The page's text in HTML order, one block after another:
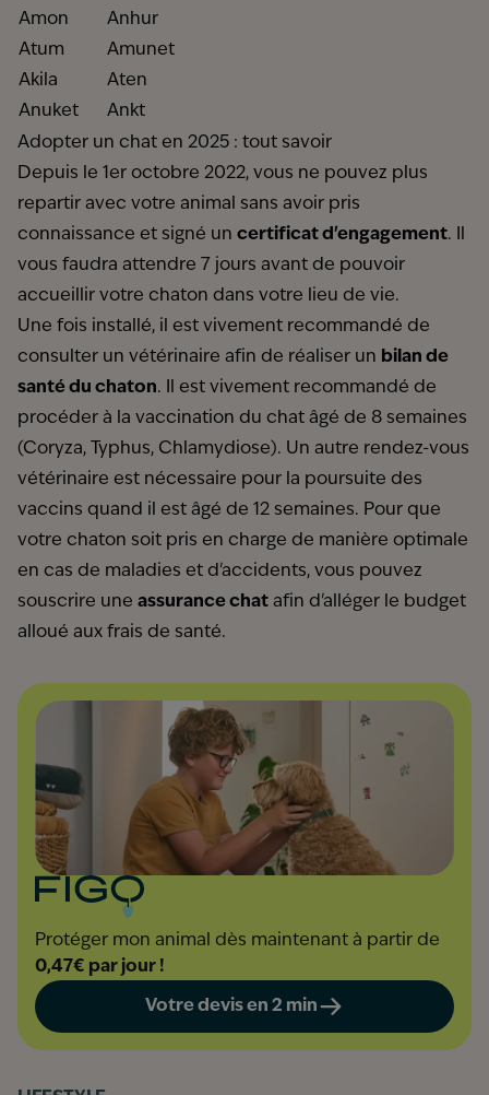
Amon
Atum
Akila
Anuket
Anhur
Amunet
Aten
Ankt
Adopter un chat en 2025 : tout savoir
Depuis le 1er octobre 2022, vous ne pouvez plus
repartir avec votre animal sans avoir pris
connaissance et signé un certificat d'engagement. Il
vous faudra attendre 7 jours avant de pouvoir
accueillir votre chaton dans votre lieu de vie.
Une fois installé, il est vivement recommandé de
consulter un vétérinaire afin de réaliser un bilan de
santé du chaton. Il est vivement recommandé de
procéder à la vaccination du chat âgé de 8 semaines
(Coryza, Typhus, Chlamydiose). Un autre rendez-vous
vétérinaire est nécessaire pour la poursuite des
vaccins quand il est âgé de 12 semaines. Pour que
votre chaton soit pris en charge de manière optimale
en cas de maladies et d'accidents, vous pouvez
souscrire une assurance chat afin d'alléger le budget
alloué aux frais de santé.
Protéger mon animal dès maintenant à partir de
0,47€ par jour !
Votre devis en 2 min